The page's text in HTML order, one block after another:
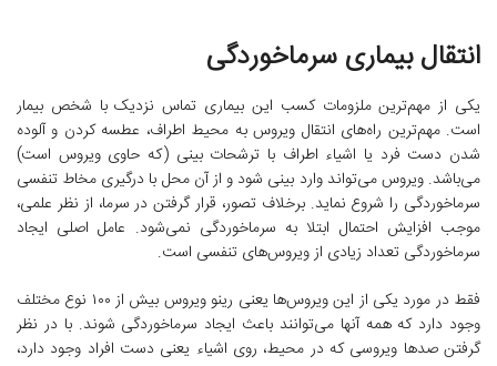
انتقال بیماری سرماخوردگی
یکی از مهم‌ترین ملزومات کسب این بیماری تماس نزدیک با شخص بیمار
است. مهم‌ترین راه‌های انتقال ویروس به محیط اطراف، عطسه کردن و آلوده
شدن دست فرد یا اشیاء اطراف با ترشحات بینی (که حاوی ویروس است)
می‌باشد. ویروس می‌تواند وارد بینی شود و از آن محل با درگیری مخاط تنفسی
سرماخوردگی را شروع نماید. برخلاف تصور، قرار گرفتن در سرما، از نظر علمی،
موجب افزایش احتمال ابتلا به سرماخوردگی نمی‌شود. عامل اصلی ایجاد
سرماخوردگی تعداد زیادی از ویروس‌های تنفسی است.
فقط در مورد یکی از این ویروس‌ها یعنی رینو ویروس بیش از ۱۰۰ نوع مختلف
وجود دارد که همه آنها می‌توانند باعث ایجاد سرماخوردگی شوند. با در نظر
گرفتن صدها ویروسی که در محیط، روی اشیاء یعنی دست افراد وجود دارد،